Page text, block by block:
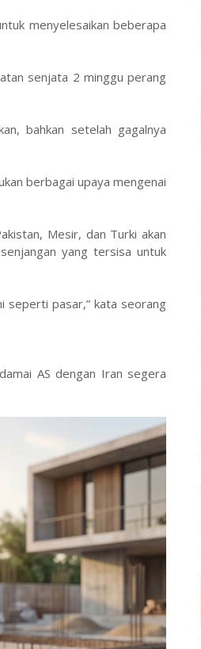
menyelesaikan beberapa
senjata 2 minggu perang
bahkan setelah gagalnya
berbagai upaya mengenai
Mesir, dan Turki akan
yang tersisa untuk
seperti pasar,” kata seorang
AS dengan Iran segera